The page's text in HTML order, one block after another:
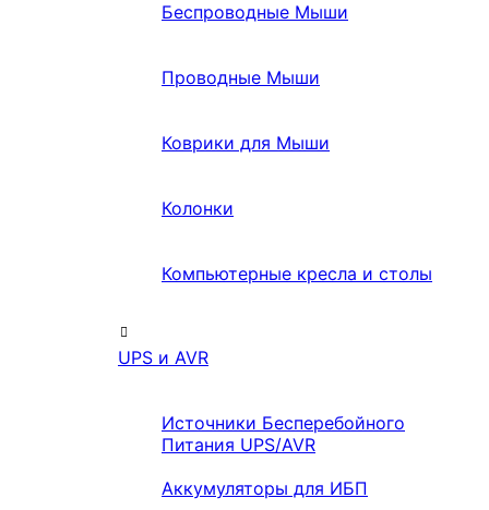
Беспроводные Мыши
Проводные Мыши
Коврики для Мыши
Колонки
Компьютерные кресла и столы
UPS и AVR
Источники Бесперебойного
Питания UPS/AVR
Аккумуляторы для ИБП